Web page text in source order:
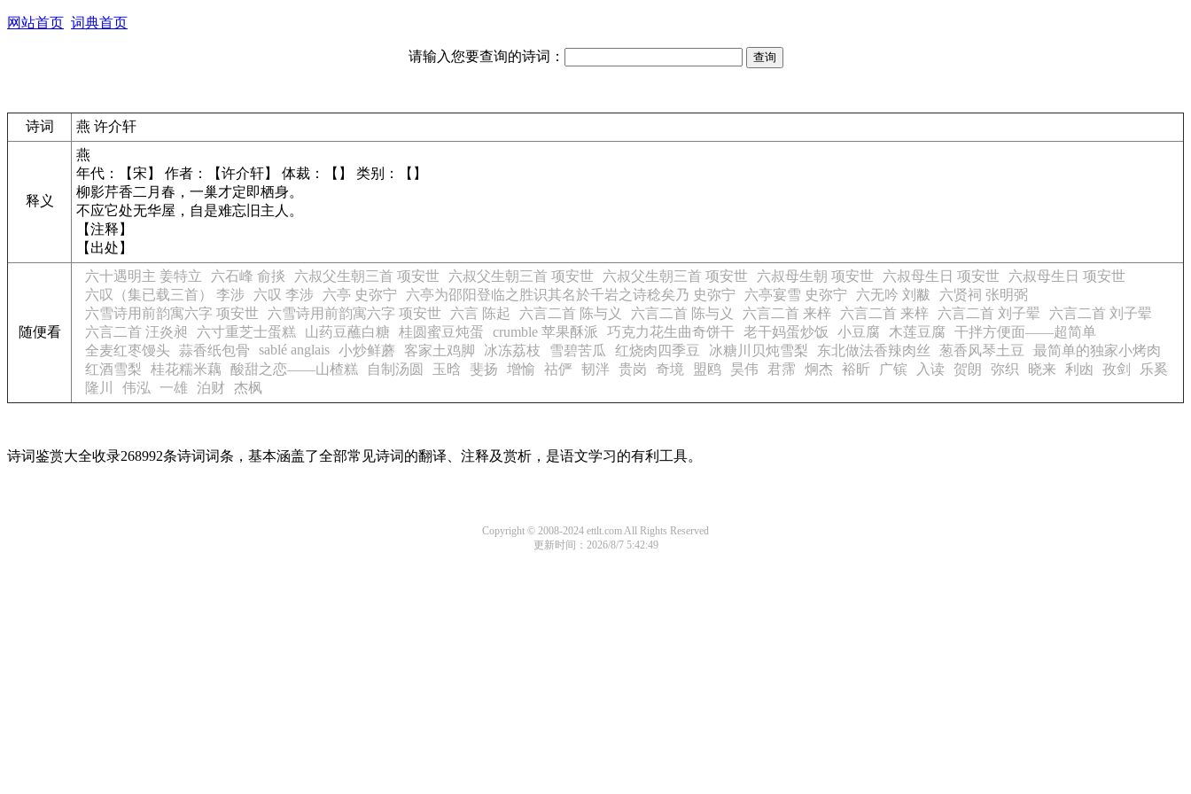
网站首页 词典首页
请输入您要查询的诗词：
诗词 燕 许介轩
释义
燕
年代：【宋】 作者：【许介轩】 体裁：【】 类别：【】
柳影芹香二月春，一巢才定即栖身。
不应它处无华屋，自是难忘旧主人。
【注释】
【出处】
随便看
六十遇明主 姜特立 六石峰 俞掞 六叔父生朝三首 项安世 六叔父生朝三首 项安世 六叔父生朝三首 项安世 六叔母生朝 项安世 六叔母生日 项安世
六叔母生日 项安世
六叹（集已载三首） 李涉
六叹 李涉 六亭 史弥宁 六亭为邵阳登临之胜识其名於千岩之诗稔矣乃 史弥宁 六亭宴雪 史弥宁 六无吟 刘黻
六贤祠 张明弼
六雪诗用前韵寓六字 项安世
六雪诗用前韵寓六字 项安世 六言 陈起 六言二首 陈与义 六言二首 陈与义 六言二首 来梓 六言二首 来梓 六言二首 刘子翚
六言二首 刘子翚
六言二首 汪炎昶
六寸重芝士蛋糕 山药豆蘸白糖 桂圆蜜豆炖蛋 crumble 苹果酥派 巧克力花生曲奇饼干 老干妈蛋炒饭 小豆腐 木莲豆腐
干拌方便面——超简单
全麦红枣馒头
蒜香纸包骨 sablé anglais 小炒鲜蘑 客家土鸡脚 冰冻荔枝 雪碧苦瓜 红烧肉四季豆 冰糖川贝炖雪梨 东北做法香辣肉丝 葱香风琴土豆
最简单的独家小烤肉
红酒雪梨
桂花糯米藕 酸甜之恋——山楂糕 自制汤圆 玉晗 斐扬 增愉 祜俨 韧泮 贵岗 奇境 盟鸥 昊伟 君霈 炯杰 裕昕 广镔 入读 贺朗 弥织 晓来 利凼 孜剑
乐奚
隆川
伟泓 一雄 泊财 杰枫
诗词鉴赏大全收录268992条诗词词条，基本涵盖了全部常见诗词的翻译、注释及赏析，是语文学习的有利工具。
Copyright © 2008-2024 ettlt.com All Rights Reserved
更新时间：2026/8/7 5:42:49